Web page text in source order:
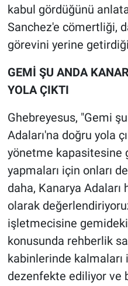
kabul gördüğünü
Sanchez'e cömertliği,
görevini yerine
GEMİ ŞU ANDA
YOLA ÇIKTI
Ghebreyesus, "Gemi
Adaları'na doğru yola
yönetme kapasitesine
yapmaları için onları
daha, Kanarya Adaları
olarak
işletmecisine
konusunda rehberlik
kabinlerinde
dezenfekte ediliyor ve